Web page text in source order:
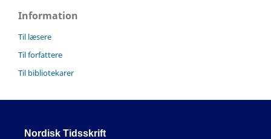
Information
Til læsere
Til forfattere
Til bibliotekarer
Nordisk Tidsskrift